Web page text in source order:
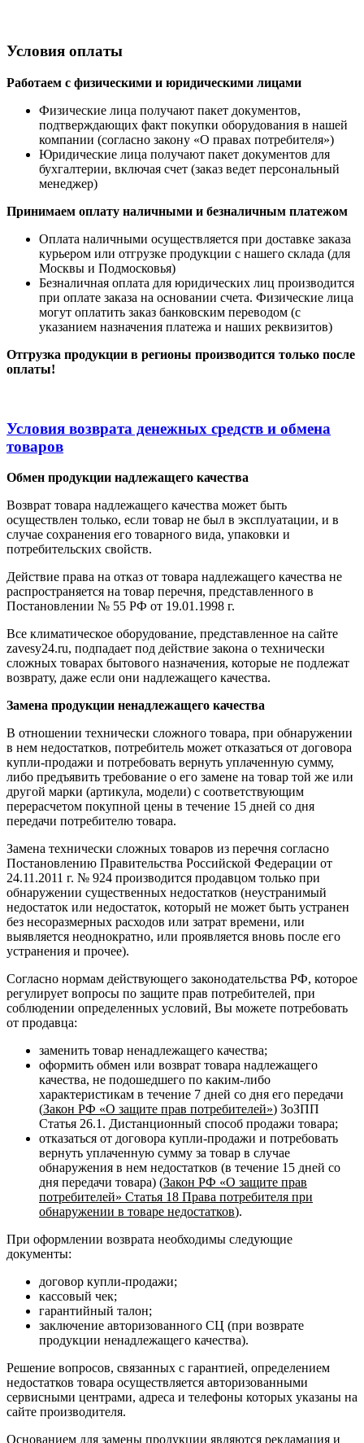
Условия оплаты
Работаем с физическими и юридическими лицами
Физические лица получают пакет документов,
подтверждающих факт покупки оборудования в нашей
компании (согласно закону «О правах потребителя»)
Юридические лица получают пакет документов для
бухгалтерии, включая счет (заказ ведет персональный
менеджер)
Принимаем оплату наличными и безналичным платежом
Оплата наличными осуществляется при доставке заказа
курьером или отгрузке продукции с нашего склада (для
Москвы и Подмосковья)
Безналичная оплата для юридических лиц производится
при оплате заказа на основании счета. Физические лица
могут оплатить заказ банковским переводом (с
указанием назначения платежа и наших реквизитов)
Отгрузка продукции в регионы производится только после
оплаты!
Условия возврата денежных средств и обмена
товаров
Обмен продукции надлежащего качества
Возврат товара надлежащего качества может быть
осуществлен только, если товар не был в эксплуатации, и в
случае сохранения его товарного вида, упаковки и
потребительских свойств.
Действие права на отказ от товара надлежащего качества не
распространяется на товар перечня, представленного в
Постановлении № 55 РФ от 19.01.1998 г.
Все климатическое оборудование, представленное на сайте
zavesy24.ru, подпадает под действие закона о технически
сложных товарах бытового назначения, которые не подлежат
возврату, даже если они надлежащего качества.
Замена продукции ненадлежащего качества
В отношении технически сложного товара, при обнаружении
в нем недостатков, потребитель может отказаться от договора
купли-продажи и потребовать вернуть уплаченную сумму,
либо предъявить требование о его замене на товар той же или
другой марки (артикула, модели) с соответствующим
перерасчетом покупной цены в течение 15 дней со дня
передачи потребителю товара.
Замена технически сложных товаров из перечня согласно
Постановлению Правительства Российской Федерации от
24.11.2011 г. № 924 производится продавцом только при
обнаружении существенных недостатков (неустранимый
недостаток или недостаток, который не может быть устранен
без несоразмерных расходов или затрат времени, или
выявляется неоднократно, или проявляется вновь после его
устранения и прочее).
Согласно нормам действующего законодательства РФ, которое
регулирует вопросы по защите прав потребителей, при
соблюдении определенных условий, Вы можете потребовать
от продавца:
заменить товар ненадлежащего качества;
оформить обмен или возврат товара надлежащего
качества, не подошедшего по каким-либо
характеристикам в течение 7 дней со дня его передачи
(Закон РФ «О защите прав потребителей») ЗоЗПП
Статья 26.1. Дистанционный способ продажи товара;
отказаться от договора купли-продажи и потребовать
вернуть уплаченную сумму за товар в случае
обнаружения в нем недостатков (в течение 15 дней со
дня передачи товара) (Закон РФ «О защите прав
потребителей» Статья 18 Права потребителя при
обнаружении в товаре недостатков).
При оформлении возврата необходимы следующие
документы:
договор купли-продажи;
кассовый чек;
гарантийный талон;
заключение авторизованного СЦ (при возврате
продукции ненадлежащего качества).
Решение вопросов, связанных с гарантией, определением
недостатков товара осуществляется авторизованными
сервисными центрами, адреса и телефоны которых указаны на
сайте производителя.
Основанием для замены продукции являются рекламация и